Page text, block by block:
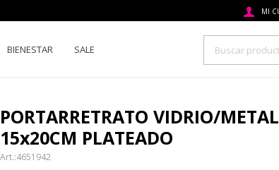
BIENESTAR SALE
PORTARRETRATO VIDRIO/METAL
15x20CM PLATEADO
4651942